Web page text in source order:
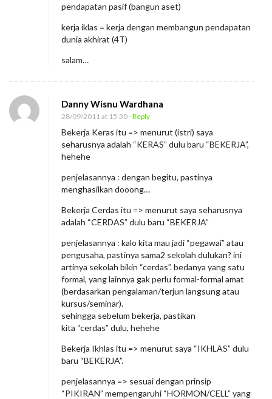
pendapatan pasif (bangun aset)
kerja iklas = kerja dengan membangun pendapatan
dunia akhirat (4T)
salam…
Danny Wisnu Wardhana
28/09/2011 at 15:30- Reply
Bekerja Keras itu => menurut (istri) saya
seharusnya adalah “KERAS” dulu baru “BEKERJA”,
hehehe
penjelasannya : dengan begitu, pastinya
menghasilkan dooong…
Bekerja Cerdas itu => menurut saya seharusnya
adalah “CERDAS” dulu baru “BEKERJA”
penjelasannya : kalo kita mau jadi “pegawai” atau
pengusaha, pastinya sama2 sekolah dulukan? ini
artinya sekolah bikin “cerdas”. bedanya yang satu
formal, yang lainnya gak perlu formal-formal amat
(berdasarkan pengalaman/terjun langsung atau
kursus/seminar).
sehingga sebelum bekerja, pastikan
kita “cerdas” dulu, hehehe
Bekerja Ikhlas itu => menurut saya “IKHLAS” dulu
baru “BEKERJA”.
penjelasannya => sesuai dengan prinsip
“PIKIRAN” mempengaruhi “HORMON/CELL” yang